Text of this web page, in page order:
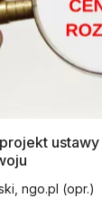
ngo.pl (opr.)